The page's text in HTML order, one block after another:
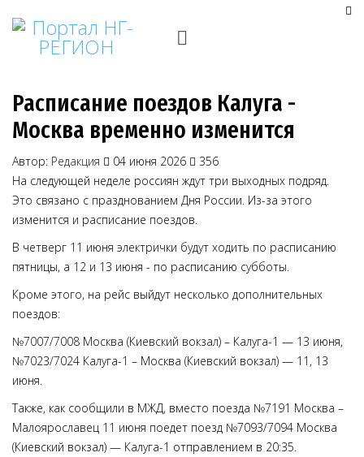
Расписание поездов Калуга -
Москва временно изменится
Автор: Редакция 04 июня 2026
356
На следующей неделе россиян ждут три выходных подряд.
Это связано с празднованием Дня России. Из-за этого
изменится и расписание поездов.
В четверг 11 июня электрички будут ходить по расписанию
пятницы, а 12 и 13 июня - по расписанию субботы.
Кроме этого, на рейс выйдут несколько дополнительных
поездов:
№7007/7008 Москва (Киевский вокзал) – Калуга-1 — 13 июня,
№7023/7024 Калуга-1 – Москва (Киевский вокзал) — 11, 13
июня.
Также, как сообщили в МЖД, вместо поезда №7191 Москва –
Малоярославец 11 июня поедет поезд №7093/7094 Москва
(Киевский вокзал) — Калуга-1 отправлением в 20:35.